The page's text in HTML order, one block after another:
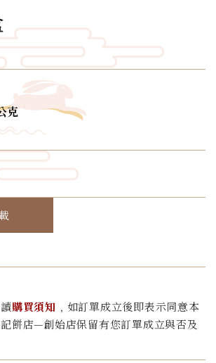
克
購買須知 ﹐如訂單成立後即表示同意本
餅店—創始店保留有您訂單成立與否及